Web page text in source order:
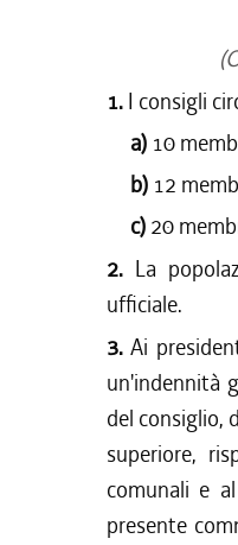
1. I consigli
a) 10
b) 12
c) 20
2. La
ufficiale.
3.Ai
un'indennità
del consiglio,
superiore,
comunali e
presente